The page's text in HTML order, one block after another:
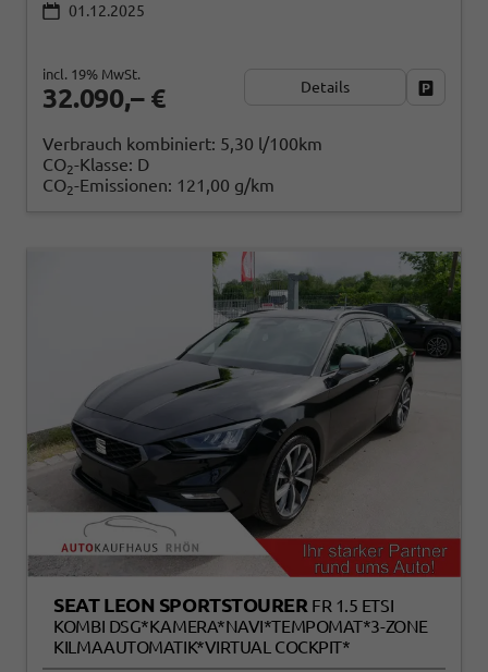
01.12.2025
32.090,– €
incl. 19% MwSt.
Details
Verbrauch kombiniert: 5,30 l/100km
CO2-Klasse: D
CO2-Emissionen: 121,00 g/km
SEAT LEON SPORTSTOURER FR 1.5 ETSI
KOMBI DSG*KAMERA*NAVI*TEMPOMAT*3-ZONE
KILMAAUTOMATIK*VIRTUAL COCKPIT*